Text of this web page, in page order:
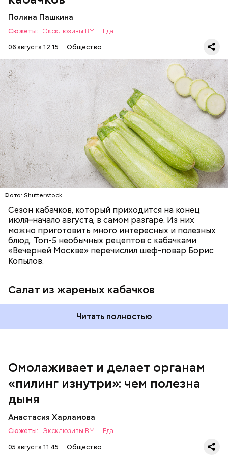
Полина Пашкина
Сюжеты: Эксклюзивы ВМ
Еда
06 августа 12:15
Общество
Фото: Shutterstock
Сезон кабачков, который приходится на конец
июля–начало августа, в самом разгаре. Из них
можно приготовить много интересных и полезных
блюд. Топ-5 необычных рецептов с кабачками
«Вечерней Москве» перечислил шеф-повар Борис
Копылов.
Салат из жареных кабачков
Ингредиенты:
Читать полностью
ЕДА ОВОЩИ РЕЦЕПТЫ
Омолаживает и делает органам
«пилинг изнутри»: чем полезна
дыня
Анастасия Харламова
Сюжеты: Эксклюзивы ВМ
Еда
05 августа 11:45
Общество
кремний — укрепляет кости, зубы, волосы и
ногти и оказывает омолаживающее действие;
клетчатка — достаточно нежная и забирает
излишки холестерина, сахара и соли тяжелых
фолиевая кислота (в большом количестве) —
она необходима беременным женщинам,
чтобы формировалась нервная трубка у
плода. Также ее рекомендуют принимать для
снижения уровня гомоцистеина — это
вещество вызывает микровоспаление в
— В момент стресса он держит сосуды под
контролем и контролирует более 300 реакций
нашего организма. Также положительно влияет на
нервную систему, успокаивает, предотвращает
Вред дыни
Фото: Shutterstock
А врач-эндокринолог Алексей Калинчев рассказал,
что существует множество блюд, где используют
— Наиболее распространенные борщ, щи, котлеты,
салаты, лаваш с творогом и сыром, пироги, омлет,
запеканка. Щавеля там везде используется
немного, поэтому никакого вреда от него не будет.
Чем разнообразнее рацион питания человека, тем
лучше. Потому что это исключает вероятность
возникновения дефицитов микроэлементов, —
заверил специалист.